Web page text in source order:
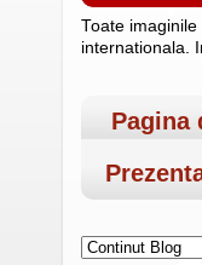
Toate
internationala.
Pagina